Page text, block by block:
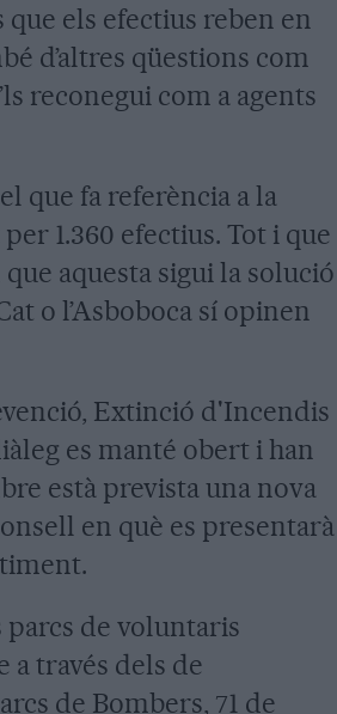
els efectius reben en
d’altres qüestions com
reconegui com a agents
que fa referència a la
1.360 efectius. Tot i que
aquesta sigui la solució
o l’Asboboca sí opinen
Extinció d'Incendis
es manté obert i han
està prevista una nova
en què es presentarà
de voluntaris
a través dels de
de Bombers, 71 de